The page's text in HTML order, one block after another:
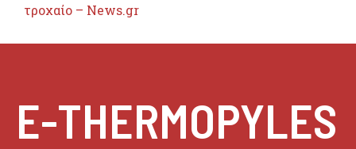
τροχαίο – News.gr
E-THERMOPYLES